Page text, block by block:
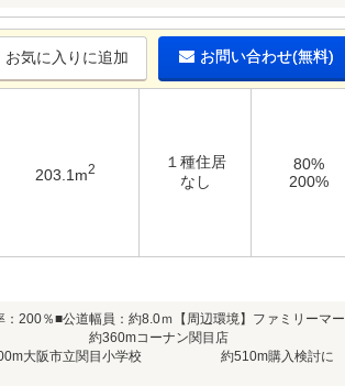
お気に入りに追加 お問い合わせ(無料)
203.1m2
１種住居
なし
80%
200%
200％■公道幅員：約8.0ｍ【周辺環境】ファミリーマー
フ関目店 約360mコーナン関目店
阪市立関目小学校 約510m購入検討に